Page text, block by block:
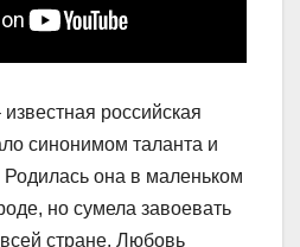
известная российская
синонимом таланта и
она в маленьком
но сумела завоевать
стране. Любовь